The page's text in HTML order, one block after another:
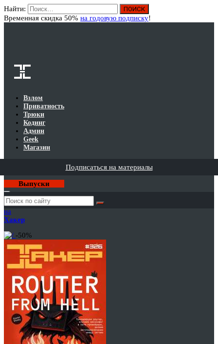
Найти:
Временная скидка 50% на годовую подписку!
Взлом
Приватность
Трюки
Кодинг
Админ
Geek
Магазин
Подписаться на материалы
Выпуски
Годовая
подписка
на
Хакер
-50%